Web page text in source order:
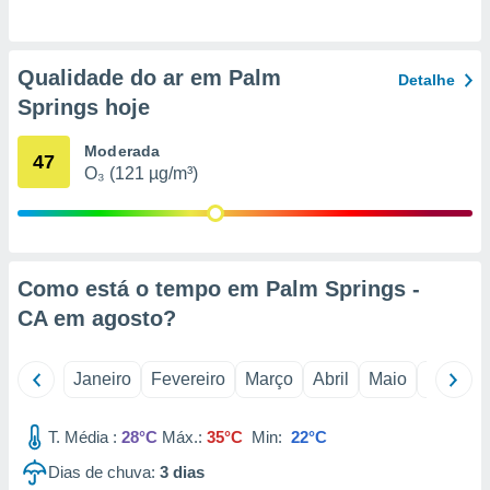
ou opor-
qualquer
em “
na
num
para
Qualidade do ar em Palm
Springs hoje
Detalhe
47 Moderada
O₃ (121 µg/m³)
Como está o tempo em Palm Springs -
CA em agosto?
Janeiro Fevereiro Março Abril Maio Junho
T. Média : 28°C Máx.: 35°C Min: 22°C
Dias de chuva: 3 dias